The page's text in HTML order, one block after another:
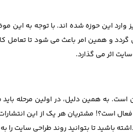
این حوزه شده اند. با توجه به این
همین امر باعث می شود تا تعامل
اثر می گذارد.
است. به همین دلیل، در اولین مرحله
است؟! مشتریان هر یک از این
باشید تا بتوانید روند طراحی سایت را